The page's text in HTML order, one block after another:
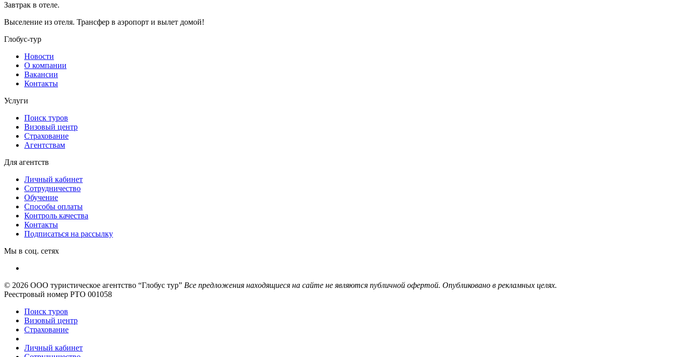
Завтрак в отеле.
Выселение из отеля. Трансфер в аэропорт и вылет домой!
Глобус-тур
Новости
О компании
Вакансии
Контакты
Услуги
Поиск туров
Визовый центр
Страхование
Агентствам
Для агентств
Личный кабинет
Сотрудничество
Обучение
Способы оплаты
Контроль качества
Контакты
Подписаться на рассылку
Мы в соц. сетях
© 2026 ООО туристическое агентство “Глобус тур” Все предложения находящиеся на сайте не являются публичной офертой. Опубликовано в рекламных целях.
Реестровый номер РТО 001058
Поиск туров
Визовый центр
Страхование
Личный кабинет